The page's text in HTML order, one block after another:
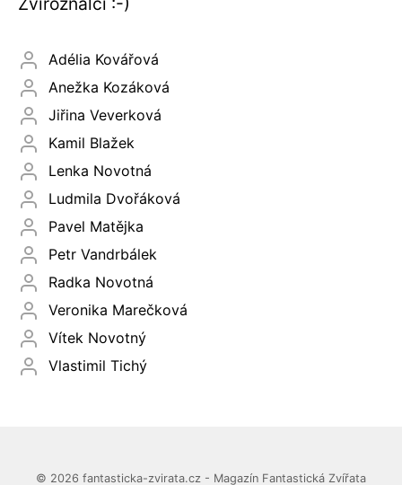
Adélia Kovářová
Anežka Kozáková
Jiřina Veverková
Kamil Blažek
Lenka Novotná
Ludmila Dvořáková
Pavel Matějka
Petr Vandrbálek
Radka Novotná
Veronika Marečková
Vítek Novotný
Vlastimil Tichý
© 2026 fantasticka-zvirata.cz - Magazín Fantastická Zvířata